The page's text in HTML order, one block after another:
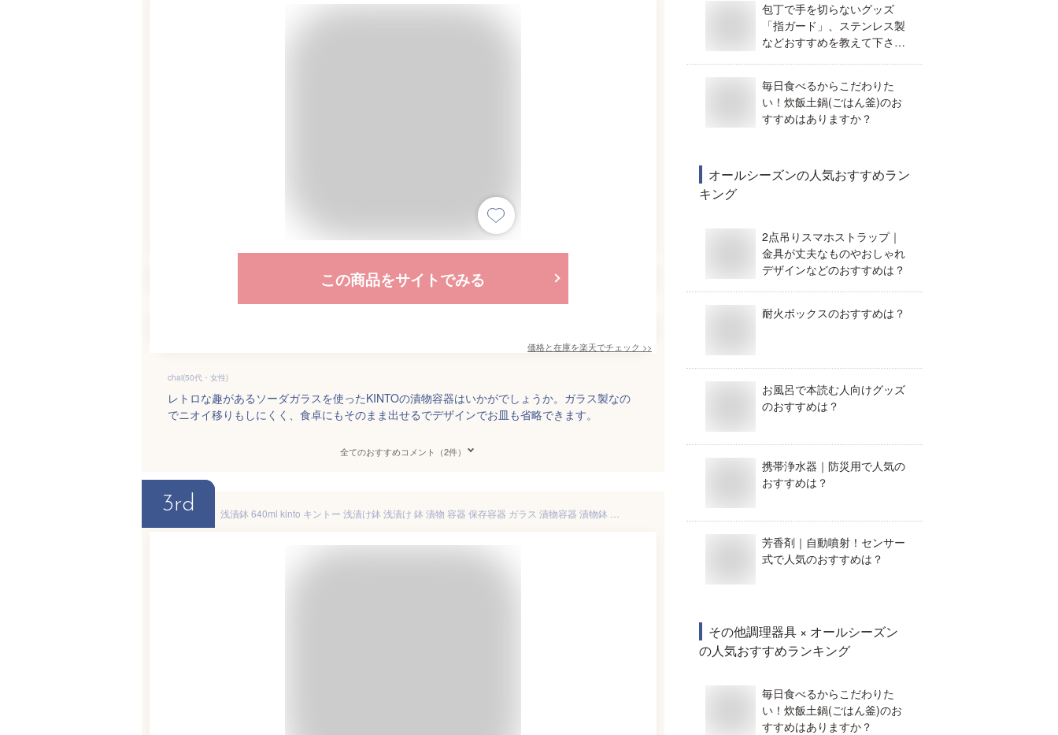
この商品をサイトでみる
価格と在庫を楽天でチェック >>
chai(50代・女性)
レトロな趣があるソーダガラスを使ったKINTOの漬物容器はいかがでしょうか。ガラス製なの
でニオイ移りもしにくく、食卓にもそのまま出せるでデザインでお皿も省略できます。
全てのおすすめコメント（2件）
3rd
包丁で手を切らないグッズ
「指ガード」、ステンレス製
などおすすめを教えて下さ
毎日食べるからこだわりた
い！炊飯土鍋(ごはん釜)のお
すすめはありますか？
オールシーズンの人気おすすめラン
キング
2点吊りスマホストラップ｜
金具が丈夫なものやおしゃれ
デザインなどのおすすめは？
耐火ボックスのおすすめは？
お風呂で本読む人向けグッズ
のおすすめは？
携帯浄水器｜防災用で人気の
おすすめは？
芳香剤｜自動噴射！センサー
式で人気のおすすめは？
その他調理器具 × オールシーズン
の人気おすすめランキング
毎日食べるからこだわりた
い！炊飯土鍋(ごはん釜)のお
すすめはありますか？